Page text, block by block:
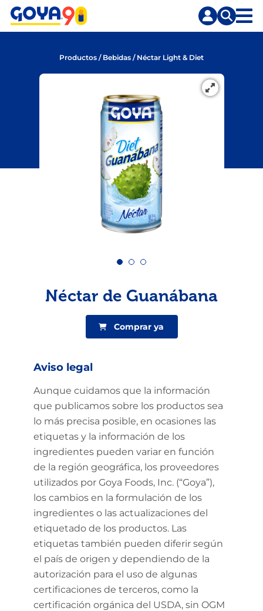
Saltar
Saltar
Productos / Bebidas / Néctar Light & Diet
Néctar de Guanábana
Comprar ya
Aviso legal
Aunque cuidamos que la información
que publicamos sobre los productos sea
lo más precisa posible, en ocasiones las
etiquetas y la información de los
ingredientes pueden variar en función
de la región geográfica, los proveedores
utilizados por Goya Foods, Inc. (“Goya”),
los cambios en la formulación de los
ingredientes o las actualizaciones del
etiquetado de los productos. Las
etiquetas también pueden diferir según
el país de origen y dependiendo de la
autorización para el uso de algunas
certificaciones de terceros, como la
certificación orgánica del USDA, sin OGM